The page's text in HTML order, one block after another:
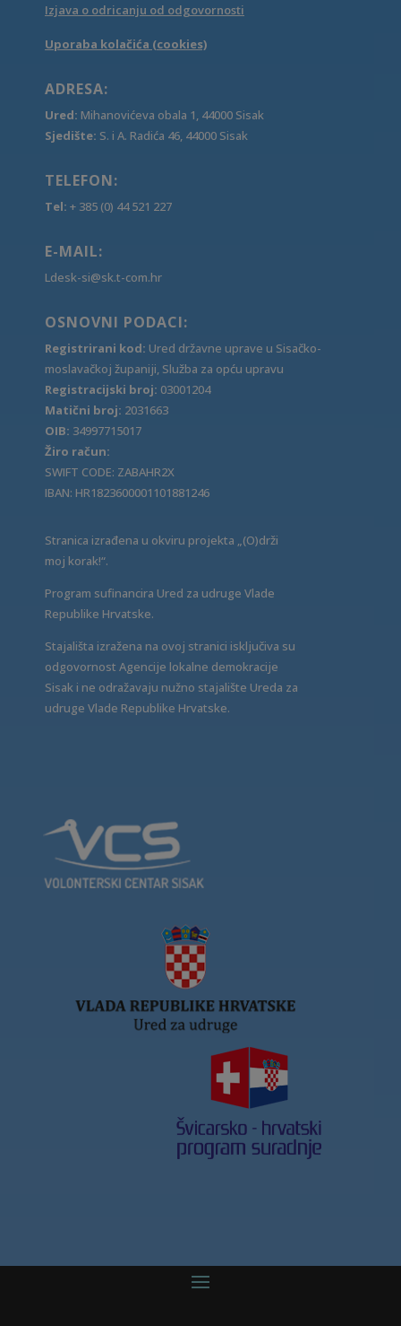
Izjava o odricanju od odgovornosti
Uporaba kolačića (cookies)
ADRESA:
Ured: Mihanovićeva obala 1, 44000 Sisak
Sjedište: S. i A. Radića 46, 44000 Sisak
TELEFON:
Tel: + 385 (0) 44 521 227
E-MAIL:
Ldesk-si@sk.t-com.hr
OSNOVNI PODACI:
Registrirani kod: Ured državne uprave u Sisačko-
moslavačkoj županiji, Služba za opću upravu
Registracijski broj: 03001204
Matični broj: 2031663
OIB: 34997715017
Žiro račun:
SWIFT CODE: ZABAHR2X
IBAN: HR1823600001101881246
Stranica izrađena u okviru projekta „(O)drži
moj korak!“.
Program sufinancira Ured za udruge Vlade
Republike Hrvatske.
Stajališta izražena na ovoj stranici isključiva su
odgovornost Agencije lokalne demokracije
Sisak i ne odražavaju nužno stajalište Ureda za
udruge Vlade Republike Hrvatske.